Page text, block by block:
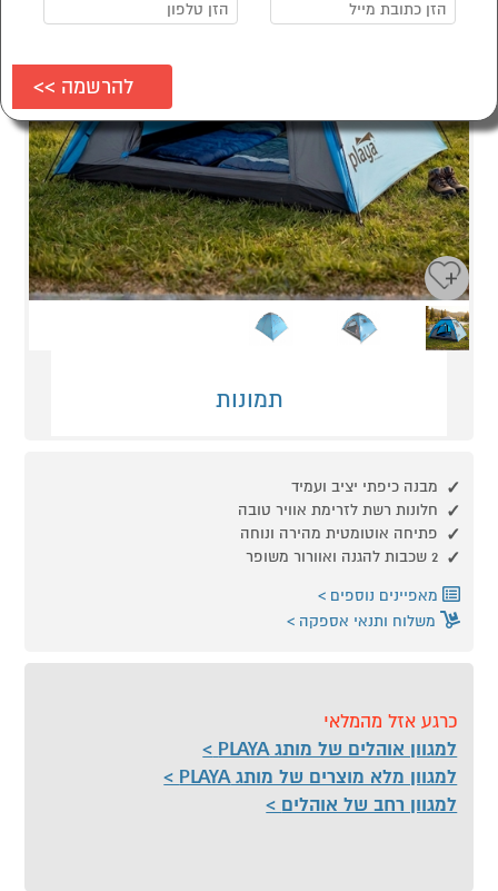
תמונות
מבנה כיפתי יציב ועמיד
חלונות רשת לזרימת אוויר טובה
פתיחה אוטומטית מהירה ונוחה
2 שכבות להגנה ואוורור משופר
מאפיינים נוספים
משלוח ותנאי אספקה
כרגע אזל מהמלאי
למגוון אוהלים של מותג PLAYA
למגוון מלא מוצרים של מותג PLAYA
למגוון רחב של אוהלים